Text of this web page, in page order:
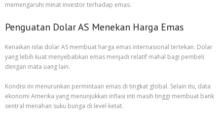
memengaruhi minat investor terhadap emas.
Penguatan Dolar AS Menekan Harga Emas
Kenaikan nilai dolar AS membuat harga emas internasional tertekan. Dolar
yang lebih kuat menyebabkan emas menjadi relatif mahal bagi pembeli
dengan mata uang lain.
Kondisi ini menurunkan permintaan emas di tingkat global. Selain itu, data
ekonomi Amerika yang menunjukkan inflasi inti masih tinggi membuat bank
sentral menahan suku bunga di level ketat.